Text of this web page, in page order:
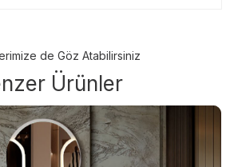
de Göz Atabilirsiniz
Ürünler